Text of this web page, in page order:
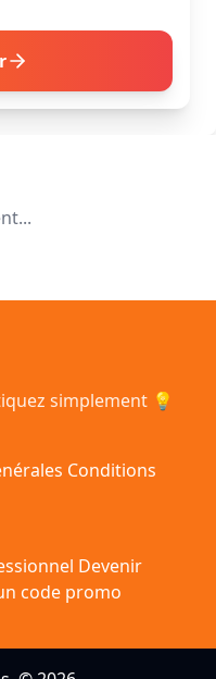
simplement 💡
Conditions
Devenir
code promo